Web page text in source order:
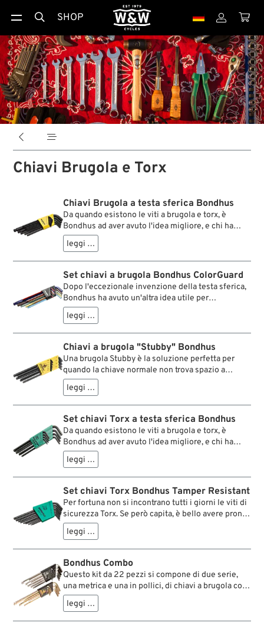
 SHOP  
 
Chiavi Brugola e Torx
Chiavi Brugola a testa sferica Bondhus
Da quando esistono le viti a brugola e torx, è
Bondhus ad aver avuto l'idea migliore, e chi ha
lavorato una volta con queste chiavi, difficilmente
potrà immaginare di farne a meno. La sfericità
della testa permette di operare con chiavi a
brugola e torx anche nei punti di più difficile
accesso, perché si è operativi anche ad una
angolatura di 25°.
leggi …
Set chiavi a brugola Bondhus ColorGuard
Dopo l'eccezionale invenzione della testa sferica,
Bondhus ha avuto un'altra idea utile per
semplificare l'impiego degli utensili. Dotata di vari
colori, in questa serie di chiavi a brugola si afferra
subito quella giusta, contrassegnata per di più
dall'indicazione della misura. Le chiavi contenute
in questo set sono più lunghe delle brugole
normali. Inoltre la loro superficie presenta una
eccezionale protezione anticorrosiva. >Gran bella
cosa!
leggi …
Chiavi a brugola "Stubby" Bondhus
Una brugola Stubby è la soluzione perfetta per
quando la chiave normale non trova spazio a
sufficienza. In pollici.
leggi …
Set chiavi Torx a testa sferica Bondhus
Da quando esistono le viti a brugola e torx, è
Bondhus ad aver avuto l'idea migliore, e chi ha
lavorato una volta con queste chiavi, difficilmente
potrà immaginare di farne a meno. La sfericità
della testa permette di operare con chiavi a
brugola e torx anche nei punti di più difficile
accesso, perché si è operativi anche ad una
angolatura di 25°.
leggi …
Set chiavi Torx Bondhus Tamper Resistant
Per fortuna non si incontrano tutti i giorni le viti di
sicurezza Torx. Se però capita, è bello avere pronto
l'attrezzo giusto. Un foro presente al centro delle
teste su ambo le estremità della chiave permette
di intervenire senza problemi sulle viti di
sicurezza Torx. Ma funziona anche con le teste
delle viti Torx normali.
leggi …
Bondhus Combo
Questo kit da 22 pezzi si compone di due serie,
una metrica e una in pollici, di chiavi a brugola con
testa sferica. Per proteggerle dalla corrosione e
per poterle distinguere meglio sono state cromate
oro (le metriche) e argento (pollici).
leggi …